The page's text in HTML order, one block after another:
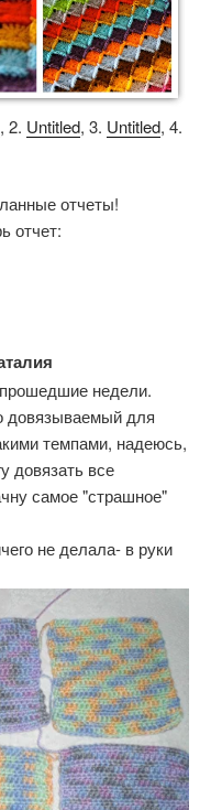
, 2. Untitled, 3. Untitled, 4.
отчеты!
отчет:
недели.
довязываемый для
темпами, надеюсь,
довязать все
самое "страшное"
не делала- в руки